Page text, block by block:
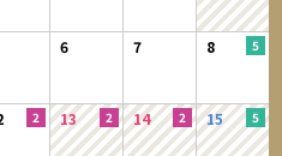
録し、記入漏れや誤りにより、会員
一切の責任を負わないものとしま
る権利を第三者に譲渡若しくは使
の設定その他の担保に供する等の行
6 7 8
13 14 15